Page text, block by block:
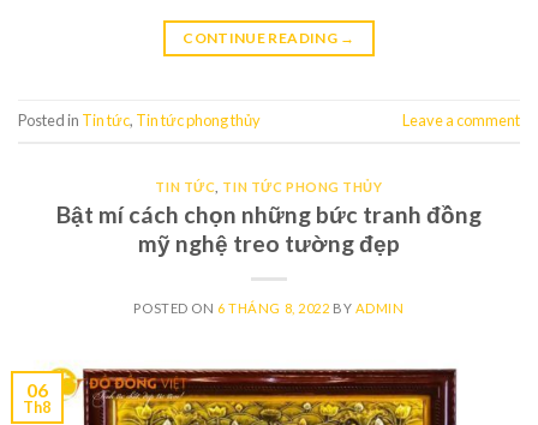
CONTINUE READING →
Posted in Tin tức, Tin tức phong thủy Leave a comment
TIN TỨC TIN TỨC PHONG THỦY
Bật mí cách chọn những bức tranh đồng
mỹ nghệ treo tường đẹp
POSTED ON 6 THÁNG 8, 2022 BY ADMIN
06
Th8